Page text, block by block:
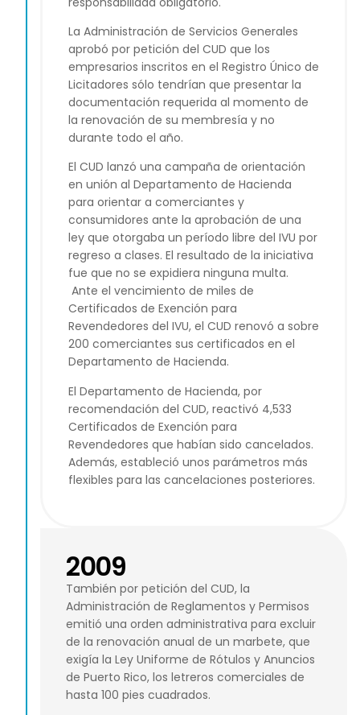
La Administración de Servicios Generales
aprobó por petición del CUD que los
empresarios inscritos en el Registro Único de
Licitadores sólo tendrían que presentar la
documentación requerida al momento de
la renovación de su membresía y no
durante todo el año.
El CUD lanzó una campaña de orientación
en unión al Departamento de Hacienda
para orientar a comerciantes y
consumidores ante la aprobación de una
ley que otorgaba un período libre del IVU por
regreso a clases. El resultado de la iniciativa
fue que no se expidiera ninguna multa.
Ante el vencimiento de miles de
Certificados de Exención para
Revendedores del IVU, el CUD renovó a sobre
200 comerciantes sus certificados en el
Departamento de Hacienda.
El Departamento de Hacienda, por
recomendación del CUD, reactivó 4,533
Certificados de Exención para
Revendedores que habían sido cancelados.
Además, estableció unos parámetros más
flexibles para las cancelaciones posteriores.
2009
También por petición del CUD, la
Administración de Reglamentos y Permisos
emitió una orden administrativa para excluir
de la renovación anual de un marbete, que
exigía la Ley Uniforme de Rótulos y Anuncios
de Puerto Rico, los letreros comerciales de
hasta 100 pies cuadrados.